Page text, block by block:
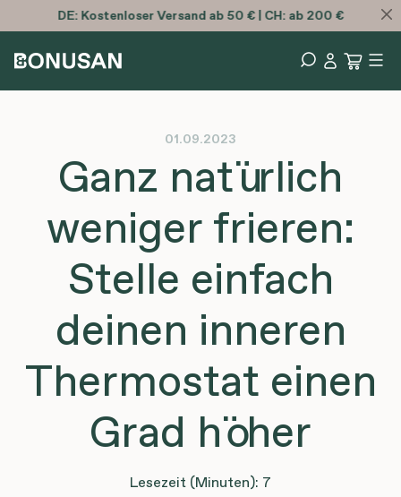
DE: KostenloserVersand ab 50 € | CH: ab 200 €
01.09.2023
Ganz natürlich
weniger frieren:
Stelle einfach
deinen inneren
Thermostat einen
Grad höher
Lesezeit (Minuten): 7